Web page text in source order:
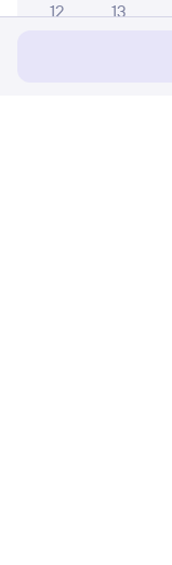
12 13